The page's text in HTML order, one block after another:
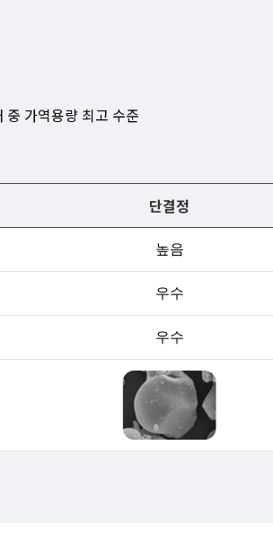
중 가역용량 최고 수준
단결정
높음
우수
우수